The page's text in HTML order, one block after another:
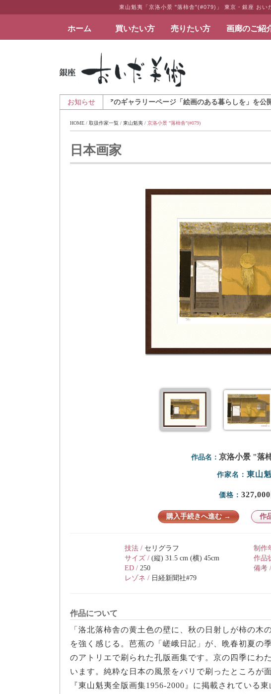
東山魁夷「京洛小景 "落柿舎"(#079)」 東京・銀座 おい
ホーム 買いたい方 売りたい方 画廊のご紹
絵画など美術品の販売と買取 | 東京・銀座 おいだ美術
お知らせ
- アートとインテリアのギャラリーページ「絵画のある暮らしを」を公開致しました
HOME / 取扱作家一覧 / 東山魁夷 / 京洛小景 "落柿舎"(#079)
日本画家
作品名： 京洛小景 "落
作家名： 東山
価格： 327,000
購入手続きへ進む → 作
技法 / セリグラフ
サイズ / (縦) 31.5 cm (横) 45cm
ED / 250
レゾネ / 日経新聞社#79
制作
作品
備考 /
作品について
「洛北落柿舎の黄土色の壁に、秋の日射しが柿の木
を強く感じる。芭蕉の「嵯峨日記」が、晩春初夏の
のアトリエで刷られた孔版画集です。京の四季にわ
います。純粋な日本の風景をパリで刷ったところが
『東山魁夷全版画集1956-2000』に掲載されている